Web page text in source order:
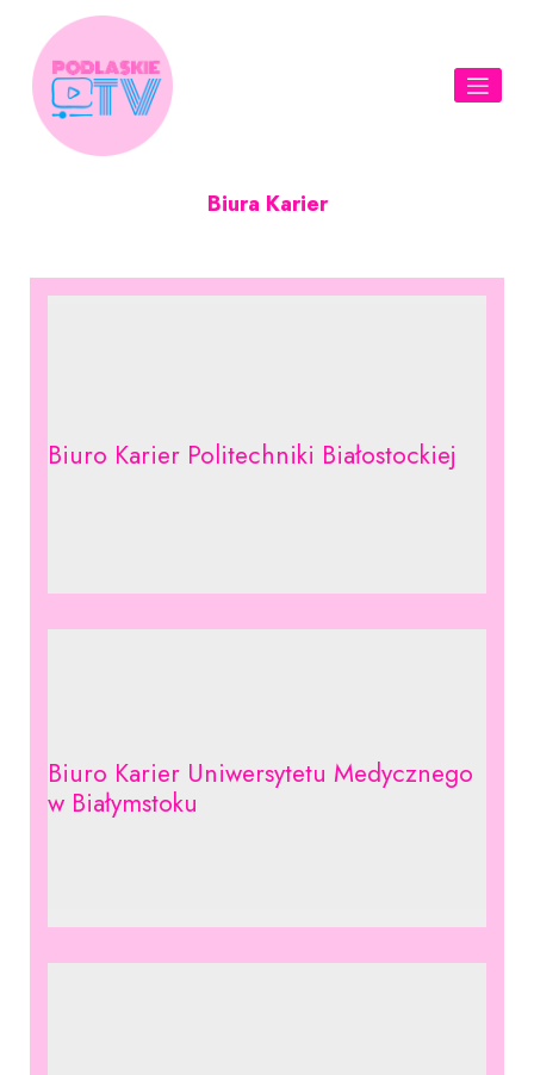
content
Biura Karier
Biuro Karier Politechniki Białostockiej
Biuro Karier Uniwersytetu Medycznego
w Białymstoku